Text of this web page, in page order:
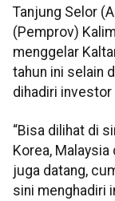
Tanjung Selor
(Pemprov)
menggelar
tahun ini selain
dihadiri investor
“Bisa dilihat di
Korea,
juga datang,
sini menghadiri